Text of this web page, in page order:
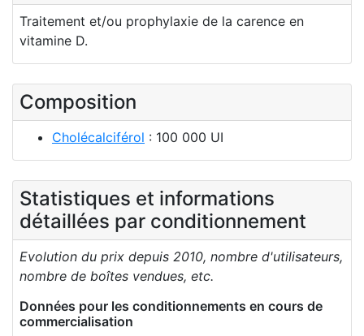
Traitement et/ou prophylaxie de la carence en
vitamine D.
Composition
Cholécalciférol : 100 000 UI
Statistiques et informations
détaillées par conditionnement
Evolution du prix depuis 2010, nombre d'utilisateurs,
nombre de boîtes vendues, etc.
Données pour les conditionnements en cours de
commercialisation